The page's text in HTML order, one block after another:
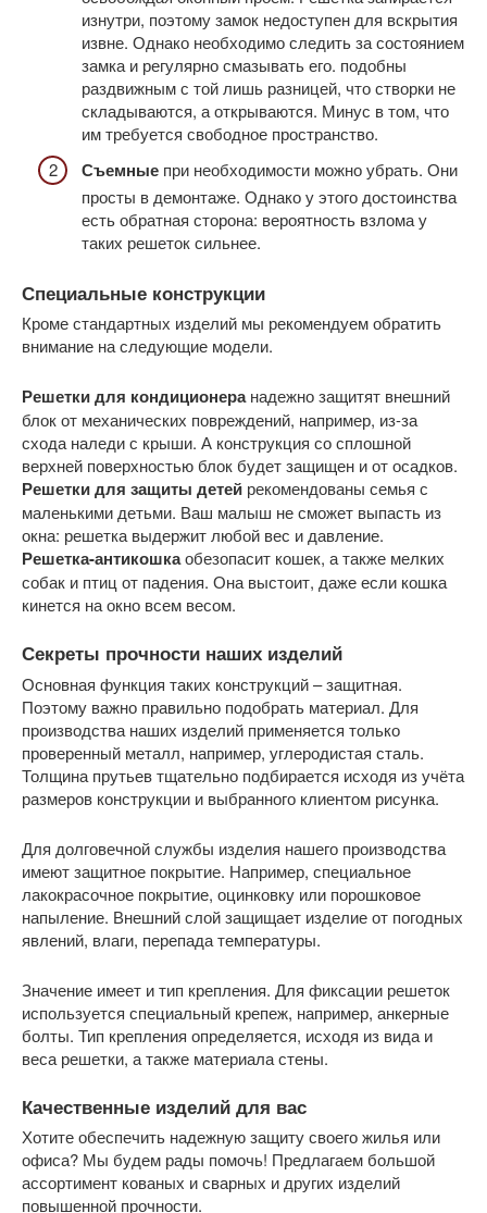
изнутри, поэтому замок недоступен для вскрытия
извне. Однако необходимо следить за состоянием
замка и регулярно смазывать его. подобны
раздвижным с той лишь разницей, что створки не
складываются, а открываются. Минус в том, что
им требуется свободное пространство.
Съемные при необходимости можно убрать. Они
просты в демонтаже. Однако у этого достоинства
есть обратная сторона: вероятность взлома у
таких решеток сильнее.
Специальные конструкции
Кроме стандартных изделий мы рекомендуем обратить
внимание на следующие модели.
Решетки для кондиционеранадежно защитят внешний
блок от механических повреждений, например, из-за
схода наледи с крыши. А конструкция со сплошной
верхней поверхностью блок будет защищен и от осадков.
Решетки для защиты детей рекомендованы семья с
маленькими детьми. Ваш малыш не сможет выпасть из
окна: решетка выдержит любой вес и давление.
Решетка-антикошкаобезопасит кошек, а также мелких
собак и птиц от падения. Она выстоит, даже если кошка
кинется на окно всем весом.
Секреты прочности наших изделий
Основная функция таких конструкций – защитная.
Поэтому важно правильно подобрать материал. Для
производства наших изделий применяется только
проверенный металл, например, углеродистая сталь.
Толщина прутьев тщательно подбирается исходя из учёта
размеров конструкции и выбранного клиентом рисунка.
Для долговечной службы изделия нашего производства
имеют защитное покрытие. Например, специальное
лакокрасочное покрытие, оцинковку или порошковое
напыление. Внешний слой защищает изделие от погодных
явлений, влаги, перепада температуры.
Значение имеет и тип крепления. Для фиксации решеток
используется специальный крепеж, например, анкерные
болты. Тип крепления определяется, исходя из вида и
веса решетки, а также материала стены.
Качественные изделий для вас
Хотите обеспечить надежную защиту своего жилья или
офиса? Мы будем рады помочь! Предлагаем большой
ассортимент кованых и сварных и других изделий
повышенной прочности.